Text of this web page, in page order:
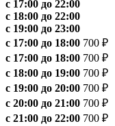
с 17:00 до 22:00
с 18:00 до 22:00
с 19:00 до 23:00
с 17:00 до 18:00 700 ₽
с 17:00 до 18:00 700 ₽
с 18:00 до 19:00 700 ₽
с 19:00 до 20:00 700 ₽
с 20:00 до 21:00 700 ₽
с 21:00 до 22:00 700 ₽